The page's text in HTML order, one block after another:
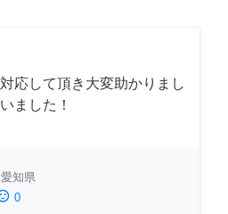
応して頂き大変助かりまし
ました！
愛知県
0